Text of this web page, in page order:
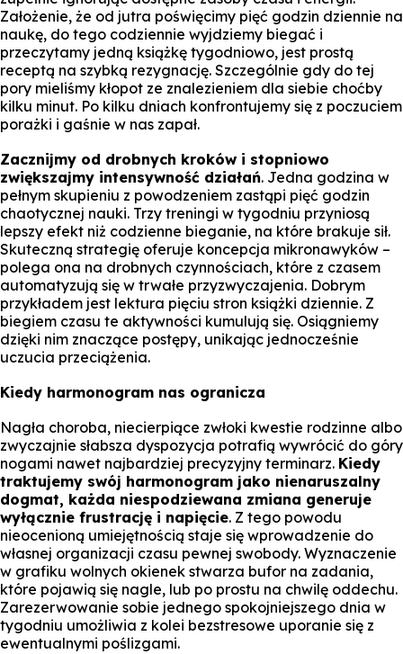
Założenie, że od jutra poświęcimy pięć godzin dziennie na
naukę, do tego codziennie wyjdziemy biegać i
przeczytamy jedną książkę tygodniowo, jest prostą
receptą na szybką rezygnację. Szczególnie gdy do tej
pory mieliśmy kłopot ze znalezieniem dla siebie choćby
kilku minut. Po kilku dniach konfrontujemy się z poczuciem
porażki i gaśnie w nas zapał.
Zacznijmy od drobnych kroków i stopniowo
zwiększajmy intensywność działań. Jedna godzina w
pełnym skupieniu z powodzeniem zastąpi pięć godzin
chaotycznej nauki. Trzy treningi w tygodniu przyniosą
lepszy efekt niż codzienne bieganie, na które brakuje sił.
Skuteczną strategię oferuje koncepcja mikronawyków –
polega ona na drobnych czynnościach, które z czasem
automatyzują się w trwałe przyzwyczajenia. Dobrym
przykładem jest lektura pięciu stron książki dziennie. Z
biegiem czasu te aktywności kumulują się. Osiągniemy
dzięki nim znaczące postępy, unikając jednocześnie
uczucia przeciążenia.
Kiedy harmonogram nas ogranicza
Nagła choroba, niecierpiące zwłoki kwestie rodzinne albo
zwyczajnie słabsza dyspozycja potrafią wywrócić do góry
nogami nawet najbardziej precyzyjny terminarz. Kiedy
traktujemy swój harmonogram jako nienaruszalny
dogmat, każda niespodziewana zmiana generuje
wyłącznie frustrację i napięcie. Z tego powodu
nieocenioną umiejętnością staje się wprowadzenie do
własnej organizacji czasu pewnej swobody. Wyznaczenie
w grafiku wolnych okienek stwarza bufor na zadania,
które pojawią się nagle, lub po prostu na chwilę oddechu.
Zarezerwowanie sobie jednego spokojniejszego dnia w
tygodniu umożliwia z kolei bezstresowe uporanie się z
ewentualnymi poślizgami.